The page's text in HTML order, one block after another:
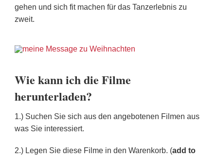
gehen und sich fit machen für das Tanzerlebnis zu
zweit.
Wie kann ich die Filme
herunterladen?
1.) Suchen Sie sich aus den angebotenen Filmen aus
was Sie interessiert.
2.) Legen Sie diese Filme in den Warenkorb. (add to